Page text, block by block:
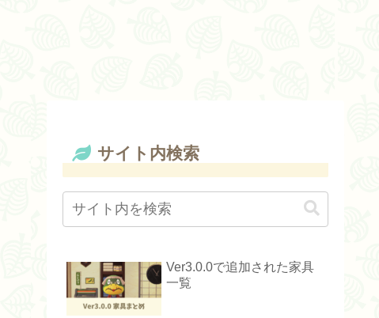
サイト内検索
Ver3.0.0で追加された家具
一覧